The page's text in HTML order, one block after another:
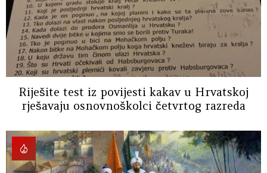
Riješite test iz povijesti kakav u Hrvatskoj
rješavaju osnovnoškolci četvrtog razreda